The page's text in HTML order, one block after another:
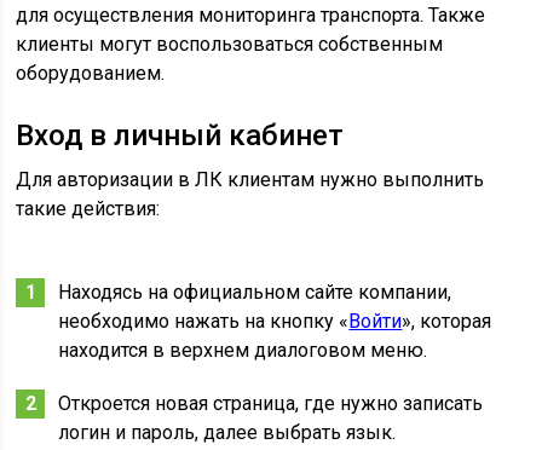
для осуществления мониторинга транспорта. Также
клиенты могут воспользоваться собственным
оборудованием.
Вход в личный кабинет
Для авторизации в ЛК клиентам нужно выполнить
такие действия:
Находясь на официальном сайте компании,
необходимо нажать на кнопку « Войти», которая
находится в верхнем диалоговом меню.
Откроется новая страница, где нужно записать
логин и пароль, далее выбрать язык.